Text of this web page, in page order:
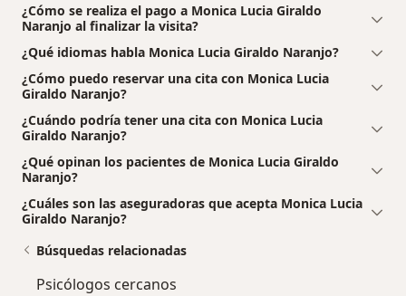
¿Cómo se realiza el pago a Monica Lucia Giraldo
Naranjo al finalizar la visita?
¿Qué idiomas habla Monica Lucia Giraldo Naranjo?
¿Cómo puedo reservar una cita con Monica Lucia
Giraldo Naranjo?
¿Cuándo podría tener una cita con Monica Lucia
Giraldo Naranjo?
¿Qué opinan los pacientes de Monica Lucia Giraldo
Naranjo?
¿Cuáles son las aseguradoras que acepta Monica Lucia
Giraldo Naranjo?
Búsquedas relacionadas
Psicólogos cercanos